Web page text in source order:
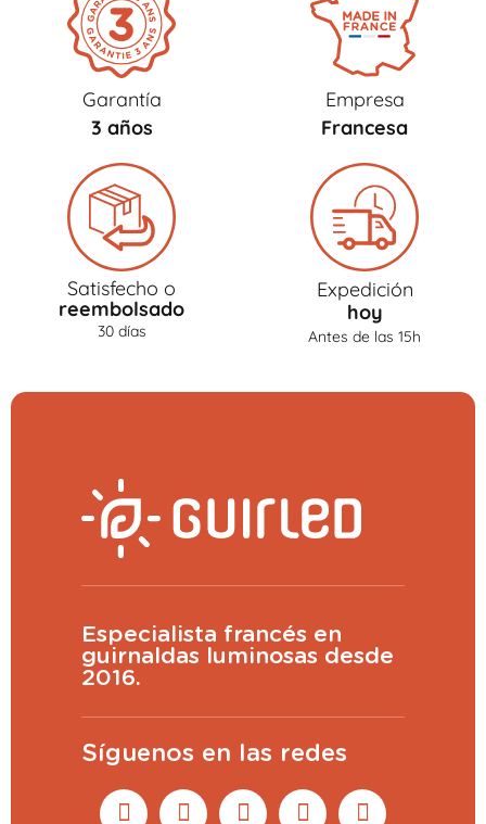
Garantía
3 años
Empresa
Francesa
Satisfecho o
reembolsado
30 días
Expedición
hoy
Antes de las 15h
Especialista francés en
guirnaldas luminosas desde
2016.
Síguenos en las redes